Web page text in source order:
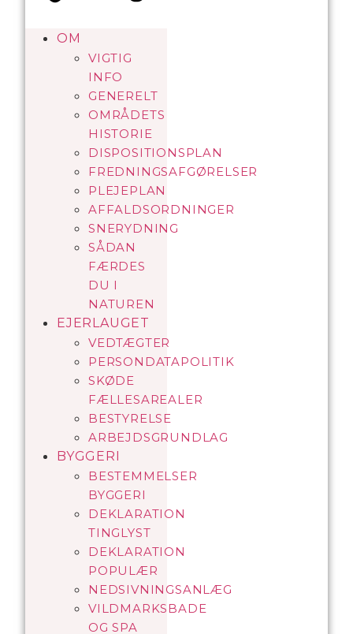
OM
VIGTIG
INFO
GENERELT
OMRÅDETS
HISTORIE
DISPOSITIONSPLAN
FREDNINGSAFGØRELSER
PLEJEPLAN
AFFALDSORDNINGER
SNERYDNING
SÅDAN
FÆRDES
DU I
NATUREN
EJERLAUGET
VEDTÆGTER
PERSONDATAPOLITIK
SKØDE
FÆLLESAREALER
BESTYRELSE
ARBEJDSGRUNDLAG
BYGGERI
BESTEMMELSER
BYGGERI
DEKLARATION
TINGLYST
DEKLARATION
POPULÆR
NEDSIVNINGSANLÆG
VILDMARKSBADE
OG SPA